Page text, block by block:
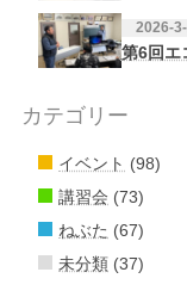
2026-
第6回エ
カテゴリー
イベント (98)
講習会 (73)
ねぶた (67)
未分類 (37)